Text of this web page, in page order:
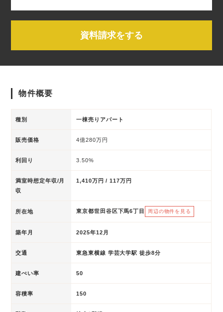
資料請求をする
物件概要
種別 一棟売りアパート
販売価格 4億280万円
利回り 3.50%
満室時想定年収/月
収
1,410万円 / 117万円
所在地 東京都世田谷区下馬6丁目 周辺の物件を見る
築年月 2025年12月
交通 東急東横線 学芸大学駅 徒歩8分
建ぺい率 50
容積率 150